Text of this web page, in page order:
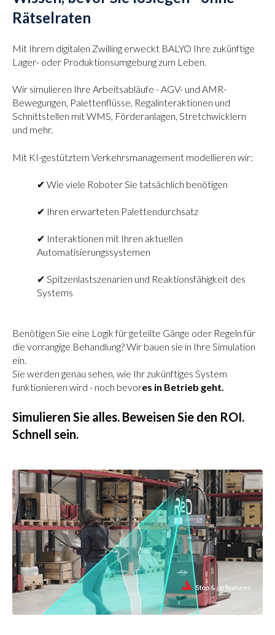
Rätselraten
Mit Ihrem digitalen Zwilling erweckt BALYO Ihre zukünftige
Lager- oder Produktionsumgebung zum Leben.
Wir simulieren Ihre Arbeitsabläufe - AGV- und AMR-
Bewegungen, Palettenflüsse, Regalinteraktionen und
Schnittstellen mit WMS, Förderanlagen, Stretchwicklern
und mehr.
Mit KI-gestütztem Verkehrsmanagement modellieren wir:
✔ Wie viele Roboter Sie tatsächlich benötigen
✔ Ihren erwarteten Palettendurchsatz
✔ Interaktionen mit Ihren aktuellen
Automatisierungssystemen
✔ Spitzenlastszenarien und Reaktionsfähigkeit des
Systems
Benötigen Sie eine Logik für geteilte Gänge oder Regeln für
die vorrangige Behandlung? Wir bauen sie in Ihre Simulation
ein.
Sie werden genau sehen, wie Ihr zukünftiges System
funktionieren wird - noch bevores in Betrieb geht.
Simulieren Sie alles. Beweisen Sie den ROI.
Schnell sein.